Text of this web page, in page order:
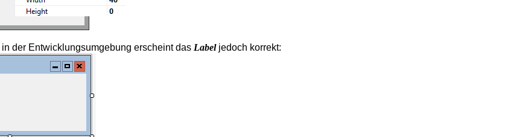
der Entwicklungsumgebung erscheint das Labeljedoch korrekt: